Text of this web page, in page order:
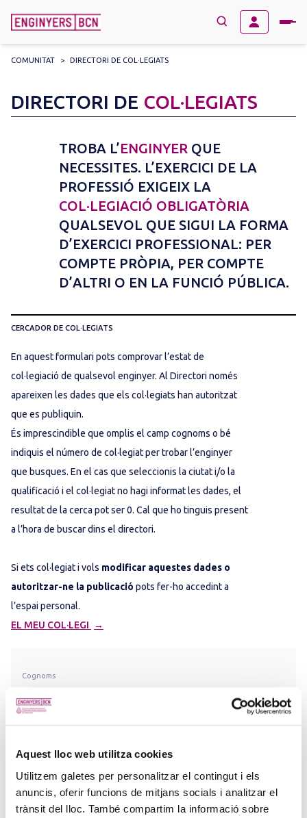
Aquest lloc web utilitza cookies
Utilitzem galetes per personalitzar el contingut i els
anuncis, oferir funcions de mitjans socials i analitzar el
trànsit del lloc. També compartim la informació sobre
Search
for:
COMUNITAT > DIRECTORI DE COL·LEGIATS
DIRECTORI DE COL·LEGIATS
TROBA L’ENGINYER QUE
NECESSITES. L’EXERCICI DE LA
PROFESSIÓ EXIGEIX LA
COL·LEGIACIÓ OBLIGATÒRIA
QUALSEVOL QUE SIGUI LA FORMA
D’EXERCICI PROFESSIONAL: PER
COMPTE PRÒPIA, PER COMPTE
D’ALTRI O EN LA FUNCIÓ PÚBLICA.
CERCADOR DE COL·LEGIATS
En aquest formulari pots comprovar l’estat de
col·legiació de qualsevol enginyer. Al Directori només
apareixen les dades que els col·legiats han autoritzat
que es publiquin.
És imprescindible que omplis el camp cognoms o bé
indiquis el número de col·legiat per trobar l’enginyer
que busques. En el cas que seleccionis la ciutat i/o la
qualificació i el col·legiat no hagi informat les dades, el
resultat de la cerca pot ser 0. Cal que ho tinguis present
a l’hora de buscar dins el directori.
Si ets col·legiat i vols modificar aquestes dades o
autoritzar-ne la publicació pots fer-ho accedint a
l’espai personal.
EL MEU COL·LEGI
Cognoms
Ciutat
Qualificació
Número de col·legiat